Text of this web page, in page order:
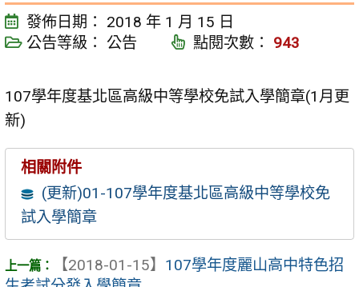
發佈日期：
2018 年 1 月 15 日
公告等級：
公告 點閱次數： 943
107學年度基北區高級中等學校免試入學簡章(1月更
新)
相關附件
(更新)01-107學年度基北區高級中等學校免
試入學簡章
【2018-01-15】 107學年度麗山高中特色招